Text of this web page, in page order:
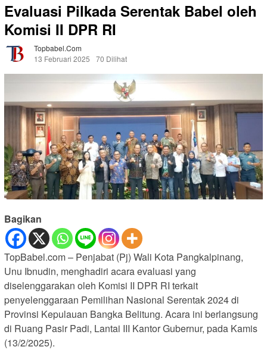
Evaluasi Pilkada Serentak Babel oleh
Komisi II DPR RI
Topbabel.com
13 Februari 2025
70 Dilihat
Bagikan
TopBabel.com – Penjabat (Pj) Wali Kota Pangkalpinang,
Unu Ibnudin, menghadiri acara evaluasi yang
diselenggarakan oleh Komisi II DPR RI terkait
penyelenggaraan Pemilihan Nasional Serentak 2024 di
Provinsi Kepulauan Bangka Belitung. Acara ini berlangsung
di Ruang Pasir Padi, Lantai III Kantor Gubernur, pada Kamis
(13/2/2025).